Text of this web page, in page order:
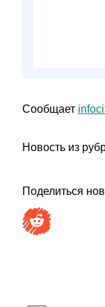
Сообщает
Новость из
Поделиться